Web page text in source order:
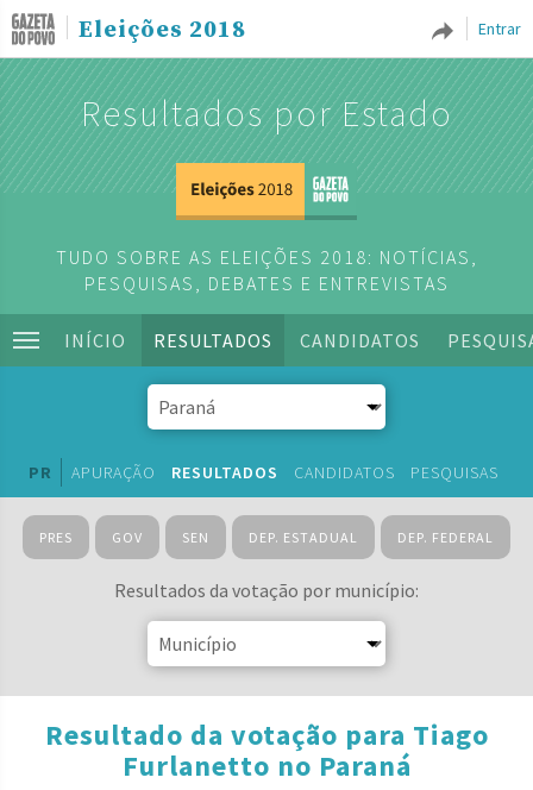
Entrar
Eleições 2018
Resultados por Estado
TUDO SOBRE AS ELEIÇÕES 2018: NOTÍCIAS,
PESQUISAS, DEBATES E ENTREVISTAS
INÍCIO RESULTADOS CANDIDATOS
PR APURAÇÃO RESULTADOS CANDIDATOS PESQUISAS
PRES GOV SEN DEP. ESTADUAL DEP. FEDERAL
Resultados da votação por município:
Resultado da votação para Tiago
Furlanetto no Paraná